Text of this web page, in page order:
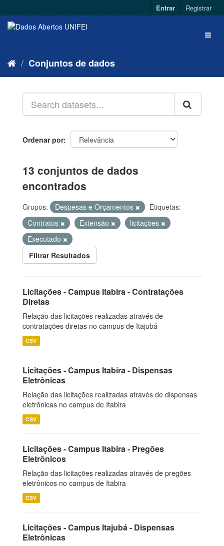
Entrar Registrar
Conjuntos de dados
Ordenar por
13 conjuntos de dados
encontrados
Grupos: Despesas e Orçamentos
Etiquetas:
Contratos
Extensão
licitações
Executado
Filtrar Resultados
Licitações - Campus Itabira - Contratações
Diretas
Relação das licitações realizadas através de
contratações diretas no campus de Itajubá
CSV
Licitações - Campus Itabira - Dispensas
Eletrônicas
Relação das licitações realizadas através de dispensas
eletrônicas no campus de Itabira
CSV
Licitações - Campus Itabira - Pregões
Eletrônicos
Relação das licitações realizadas através de pregões
eletrônicos no campus de Itabira
CSV
Licitações - Campus Itajubá - Dispensas
Eletrônicas